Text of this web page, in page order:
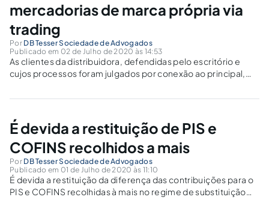
mercadorias de marca própria via
trading
Por DB Tesser Sociedade de Advogados
Publicado em 02 de Julho de 2020 às 14:53
As clientes da distribuidora, defendidas pelo escritório e
cujos processos foram julgados por conexão ao principal,
se as exigências fiscais.
É devida a restituição de PIS e
COFINS recolhidos a mais
Por DB Tesser Sociedade de Advogados
Publicado em 01 de Julho de 2020 às 11:10
É devida a restituição da diferença das contribuições para o
PIS e COFINS recolhidas à mais no regime de substituição